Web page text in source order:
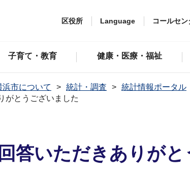
区役所 Language コールセン
子育て・教育 健康・医療・福祉
浜市について 統計・調査 統計情報ポータル
がとうございました
答いただきありが